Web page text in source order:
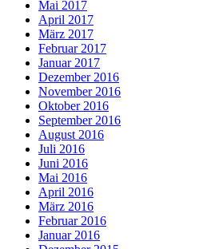
Mai 2017
April 2017
März 2017
Februar 2017
Januar 2017
Dezember 2016
November 2016
Oktober 2016
September 2016
August 2016
Juli 2016
Juni 2016
Mai 2016
April 2016
März 2016
Februar 2016
Januar 2016